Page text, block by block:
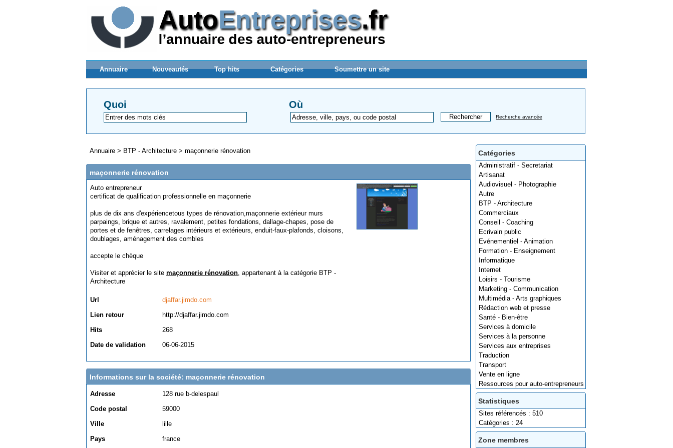
Annuaire Nouveautés Top hits Catégories Soumettre un site
Quoi Où
Recherche avancée
Catégories
Administratif - Secretariat
Artisanat
Audiovisuel - Photographie
Autre
BTP - Architecture
Commerciaux
Conseil - Coaching
Ecrivain public
Evénementiel - Animation
Formation - Enseignement
Informatique
Internet
Loisirs - Tourisme
Marketing - Communication
Multimédia - Arts graphiques
Rédaction web et presse
Santé - Bien-être
Services à domicile
Services à la personne
Services aux entreprises
Traduction
Transport
Vente en ligne
Ressources pour auto-entrepreneurs
Statistiques
Sites référencés : 510
Catégories : 24
Zone membres
Annuaire > BTP - Architecture > maçonnerie rénovation
maçonnerie rénovation
Auto entrepreneur
certificat de qualification professionnelle en maçonnerie
plus de dix ans d'expériencetous types de rénovation,maçonnerie extérieur murs
parpaings, brique et autres, ravalement, petites fondations, dallage-chapes, pose de
portes et de fenêtres, carrelages intérieurs et extérieurs, enduit-faux-plafonds, cloisons,
doublages, aménagement des combles
accepte le chèque
Visiter et apprécier le site maçonnerie rénovation, appartenant à la catégorie BTP -
Architecture
Url
djaffar.jimdo.com
Lien retour
http://djaffar.jimdo.com
Hits
268
Date de validation
06-06-2015
Informations sur la société: maçonnerie rénovation
Adresse
128 rue b-delespaul
Code postal
59000
Ville
lille
Pays
france